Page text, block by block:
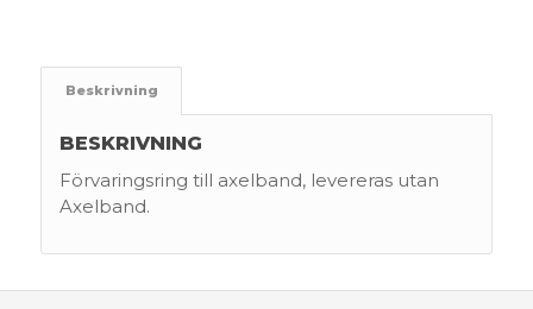
Beskrivning
BESKRIVNING
Förvaringsring till axelband, levereras utan
Axelband.